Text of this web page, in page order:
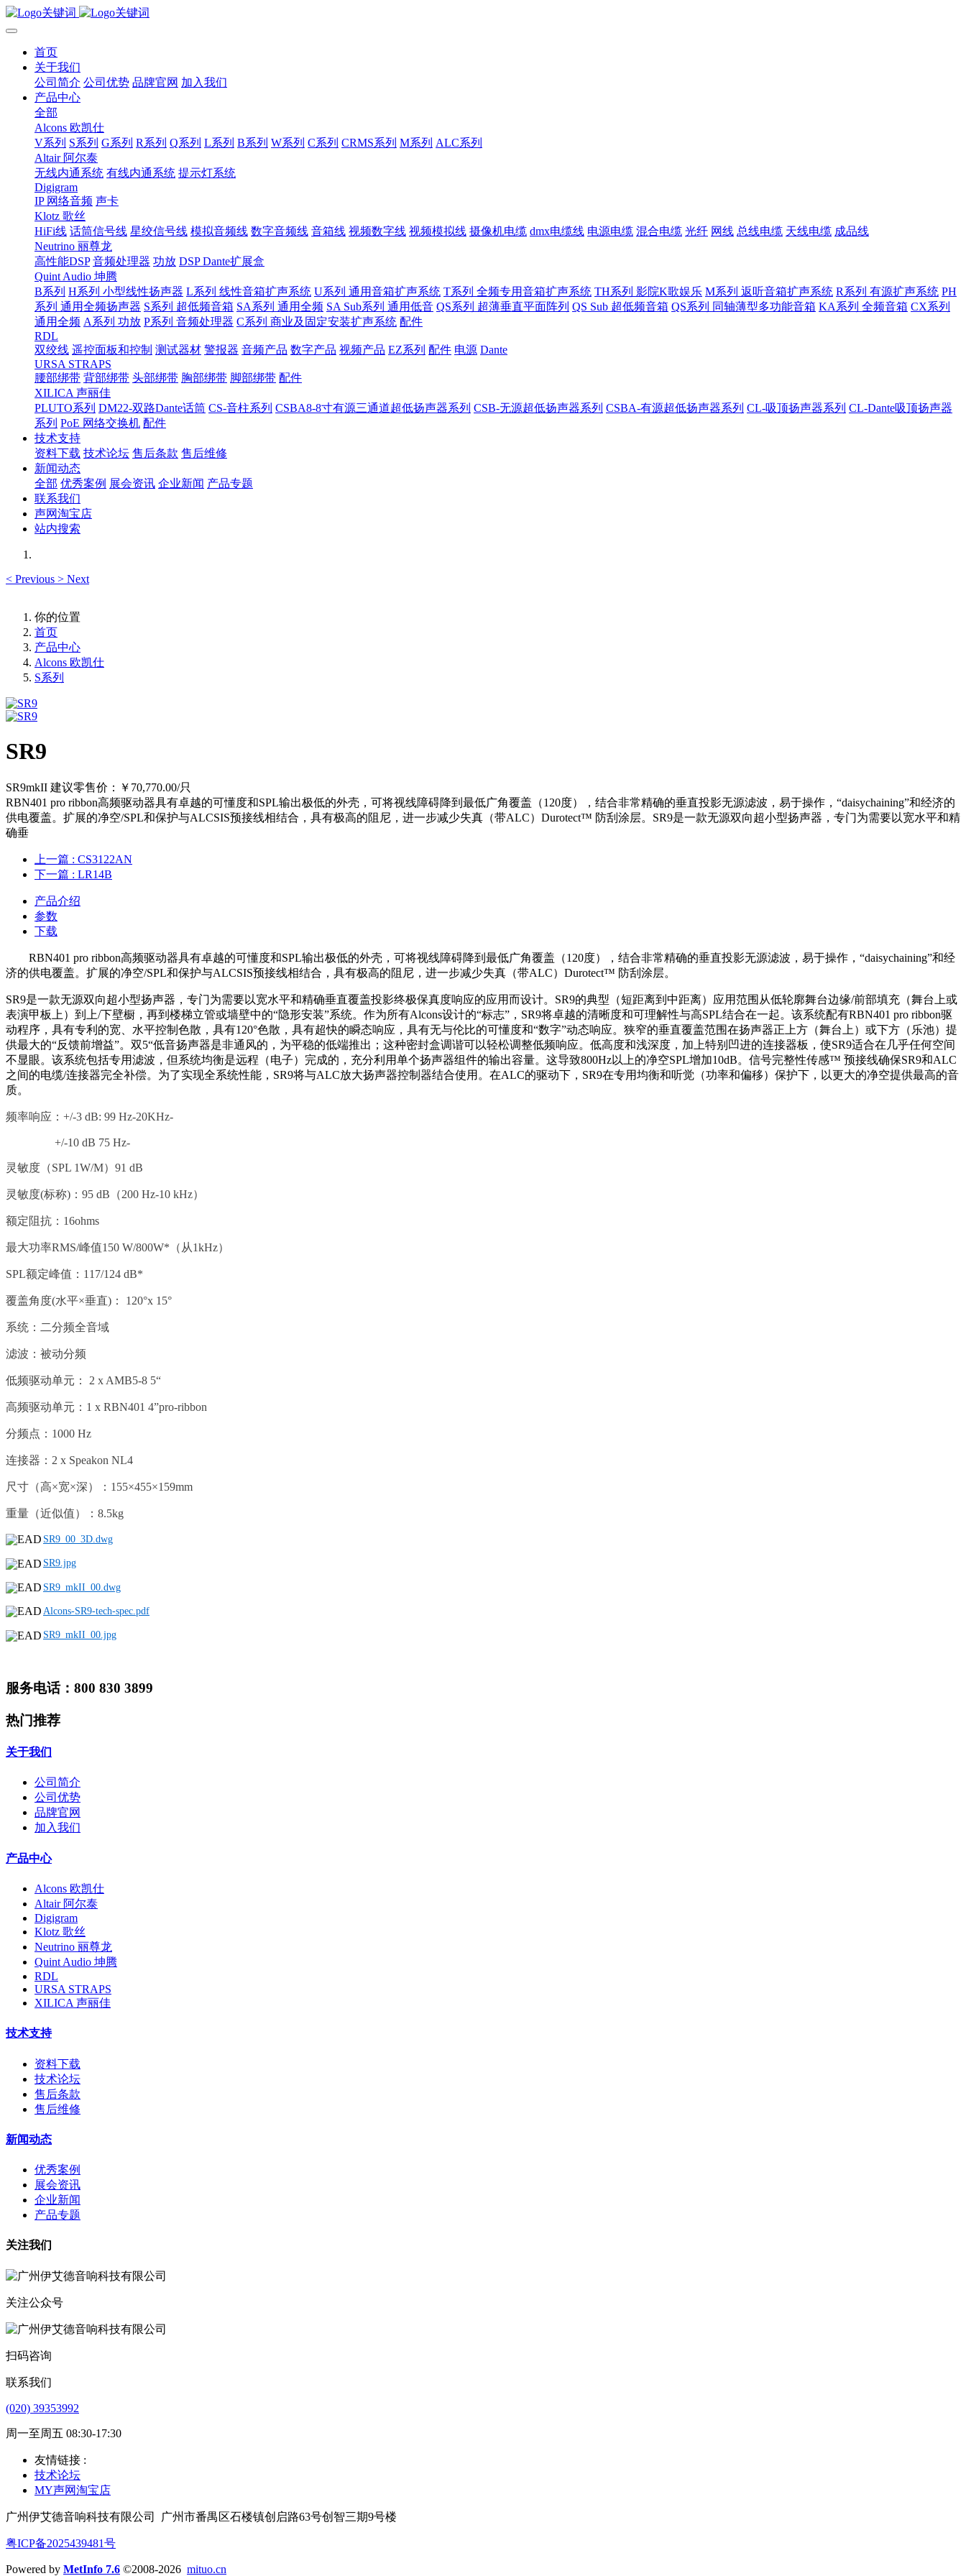
首页
关于我们
公司简介 公司优势 品牌官网 加入我们
产品中心
全部
Alcons 欧凯仕
V系列 S系列 G系列 R系列 Q系列 L系列 B系列 W系列 C系列 CRMS系列 M系列 ALC系列
Altair 阿尔泰
无线内通系统 有线内通系统 提示灯系统
Digigram
IP 网络音频 声卡
Klotz 歌丝
HiFi线 话筒信号线 星绞信号线 模拟音频线 数字音频线 音箱线 视频数字线 视频模拟线 摄像机电缆 dmx电缆线 电源电缆 混合电缆 光纤 网线 总线电缆 天线电缆 成品线
Neutrino 丽尊龙
高性能DSP 音频处理器 功放 DSP Dante扩展盒
Quint Audio 坤腾
B系列 H系列 小型线性扬声器 L系列 线性音箱扩声系统 U系列 通用音箱扩声系统 T系列 全频专用音箱扩声系统 TH系列 影院K歌娱乐 M系列 返听音箱扩声系统 R系列 有源扩声系统 PH
系列 通用全频扬声器 S系列 超低频音箱 SA系列 通用全频 SA Sub系列 通用低音 QS系列 超薄垂直平面阵列 QS Sub 超低频音箱 QS系列 同轴薄型多功能音箱 KA系列 全频音箱 CX系列
通用全频 A系列 功放 P系列 音频处理器 C系列 商业及固定安装扩声系统 配件
RDL
双绞线 遥控面板和控制 测试器材 警报器 音频产品 数字产品 视频产品 EZ系列 配件 电源 Dante
URSA STRAPS
腰部绑带 背部绑带 头部绑带 胸部绑带 脚部绑带 配件
XILICA 声丽佳
PLUTO系列 DM22-双路Dante话筒 CS-音柱系列 CSBA8-8寸有源三通道超低扬声器系列 CSB-无源超低扬声器系列 CSBA-有源超低扬声器系列 CL-吸顶扬声器系列 CL-Dante吸顶扬声器
系列 PoE 网络交换机 配件
技术支持
资料下载 技术论坛 售后条款 售后维修
新闻动态
全部 优秀案例 展会资讯 企业新闻 产品专题
联系我们
声网淘宝店
站内搜索
< Previous > Next
你的位置
首页
产品中心
Alcons 欧凯仕
S系列
SR9
SR9mkII 建议零售价：￥70,770.00/只
RBN401 pro ribbon高频驱动器具有卓越的可懂度和SPL输出极低的外壳，可将视线障碍降到最低广角覆盖（120度），结合非常精确的垂直投影无源滤波，易于操作，“daisychaining”和经济的
供电覆盖。扩展的净空/SPL和保护与ALCSIS预接线相结合，具有极高的阻尼，进一步减少失真（带ALC）Durotect™ 防刮涂层。SR9是一款无源双向超小型扬声器，专门为需要以宽水平和精
确垂
上一篇 : CS3122AN
下一篇 : LR14B
产品介绍
参数
下载
RBN401 pro ribbon高频驱动器具有卓越的可懂度和SPL输出极低的外壳，可将视线障碍降到最低广角覆盖（120度），结合非常精确的垂直投影无源滤波，易于操作，“daisychaining”和经
济的供电覆盖。扩展的净空/SPL和保护与ALCSIS预接线相结合，具有极高的阻尼，进一步减少失真（带ALC）Durotect™ 防刮涂层。
SR9是一款无源双向超小型扬声器，专门为需要以宽水平和精确垂直覆盖投影终极保真度响应的应用而设计。SR9的典型（短距离到中距离）应用范围从低轮廓舞台边缘/前部填充（舞台上或
表演甲板上）到上/下壁橱，再到楼梯立管或墙壁中的“隐形安装”系统。作为所有Alcons设计的“标志”，SR9将卓越的清晰度和可理解性与高SPL结合在一起。该系统配有RBN401 pro ribbon驱
动程序，具有专利的宽、水平控制色散，具有120°色散，具有超快的瞬态响应，具有无与伦比的可懂度和“数字”动态响应。狭窄的垂直覆盖范围在扬声器正上方（舞台上）或下方（乐池）提
供最大的“反馈前增益”。双5“低音扬声器是非通风的，为平稳的低端推出；这种密封盒调谐可以轻松调整低频响应。低高度和浅深度，加上特别凹进的连接器板，使SR9适合在几乎任何空间
不显眼。该系统包括专用滤波，但系统均衡是远程（电子）完成的，充分利用单个扬声器组件的输出容量。这导致800Hz以上的净空SPL增加10dB。信号完整性传感™ 预接线确保SR9和ALC
之间的电缆/连接器完全补偿。为了实现全系统性能，SR9将与ALC放大扬声器控制器结合使用。在ALC的驱动下，SR9在专用均衡和听觉（功率和偏移）保护下，以更大的净空提供最高的音
质。
频率响应：+/-3 dB: 99 Hz-20KHz-
+/-10 dB 75 Hz-
灵敏度（SPL 1W/M）91 dB
灵敏度(标称)：95 dB（200 Hz-10 kHz）
额定阻抗：16ohms
最大功率RMS/峰值150 W/800W*（从1kHz）
SPL额定峰值：117/124 dB*
覆盖角度(水平×垂直)： 120°x 15°
系统：二分频全音域
滤波：被动分频
低频驱动单元： 2 x AMB5-8 5“
高频驱动单元：1 x RBN401 4”pro-ribbon
分频点：1000 Hz
连接器：2 x Speakon NL4
尺寸（高×宽×深）：155×455×159mm
重量（近似值）：8.5kg
SR9_00_3D.dwg
SR9.jpg
SR9_mkII_00.dwg
Alcons-SR9-tech-spec.pdf
SR9_mkII_00.jpg
服务电话：800 830 3899
热门推荐
关于我们
公司简介
公司优势
品牌官网
加入我们
产品中心
Alcons 欧凯仕
Altair 阿尔泰
Digigram
Klotz 歌丝
Neutrino 丽尊龙
Quint Audio 坤腾
RDL
URSA STRAPS
XILICA 声丽佳
技术支持
资料下载
技术论坛
售后条款
售后维修
新闻动态
优秀案例
展会资讯
企业新闻
产品专题
关注我们
关注公众号
扫码咨询
联系我们
(020) 39353992
周一至周五 08:30-17:30
友情链接 :
技术论坛
MY声网淘宝店
广州伊艾德音响科技有限公司 广州市番禺区石楼镇创启路63号创智三期9号楼
粤ICP备2025439481号
Powered by MetInfo 7.6 ©2008-2026 mituo.cn